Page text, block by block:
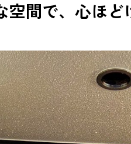
空間で、心ほど